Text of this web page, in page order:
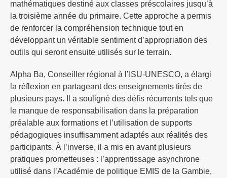
mathématiques destiné aux classes préscolaires jusqu’à
la troisième année du primaire. Cette approche a permis
de renforcer la compréhension technique tout en
développant un véritable sentiment d’appropriation des
outils qui seront ensuite utilisés sur le terrain.
Alpha Ba, Conseiller régional à l’ISU-UNESCO, a élargi
la réflexion en partageant des enseignements tirés de
plusieurs pays. Il a souligné des défis récurrents tels que
le manque de responsabilisation dans la préparation
préalable aux formations et l’utilisation de supports
pédagogiques insuffisamment adaptés aux réalités des
participants. À l’inverse, il a mis en avant plusieurs
pratiques prometteuses : l’apprentissage asynchrone
utilisé dans l’Académie de politique EMIS de la Gambie,